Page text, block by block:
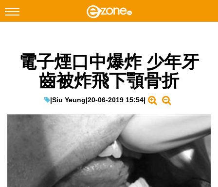
Facebook Instagram
遊戲動漫
電子煙口中爆炸 少年牙
齒被炸飛下顎骨折
|Siu Yeung|20-06-2019 15:54|